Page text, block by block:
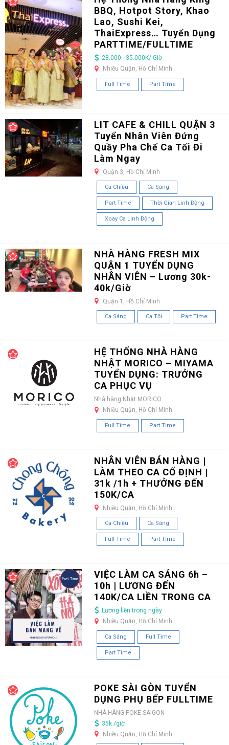
BBQ, Hotpot Story, Khao
Lao, Sushi Kei,
ThaiExpress… Tuyển Dụng
PARTTIME/FULLTIME
28.000 - 35.000K/ Giờ
Nhiều Quận, Hồ Chí Minh
Full Time Part Time
LIT CAFE & CHILL QUẬN 3
Tuyển Nhân Viên Đứng
Quầy Pha Chế Ca Tối Đi
Làm Ngay
Quận 3, Hồ Chí Minh
Ca Chiều Ca Sáng
Part Time Thời Gian Linh Động
Xoay Ca Linh Động
NHÀ HÀNG FRESH MIX
QUẬN 1 TUYỂN DỤNG
NHÂN VIÊN – Lương 30k-
40k/Giờ
Quận 1, Hồ Chí Minh
Ca Sáng Ca Tối Part Time
HỆ THỐNG NHÀ HÀNG
NHẬT MORICO – MIYAMA
TUYỂN DỤNG: TRƯỞNG
CA PHỤC VỤ
Nhà hàng Nhật MORICO
Nhiều Quận, Hồ Chí Minh
Full Time Part Time
NHÂN VIÊN BÁN HÀNG |
LÀM THEO CA CỐ ĐỊNH |
31k /1h + THƯỞNG ĐẾN
150K/CA
Nhiều Quận, Hồ Chí Minh
Ca Chiều Ca Sáng
Full Time Part Time
VIỆC LÀM CA SÁNG 6h –
10h | LƯƠNG ĐẾN
140K/CA LIỀN TRONG CA
Lương liền trong ngày
Nhiều Quận, Hồ Chí Minh
Ca Sáng Full Time
Part Time
POKE SÀI GÒN TUYỂN
DỤNG PHỤ BẾP FULLTIME
NHÀ HÀNG POKE SAIGON
35k /giờ
Nhiều Quận, Hồ Chí Minh